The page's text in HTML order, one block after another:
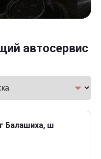
автосервис
Балашиха, ш